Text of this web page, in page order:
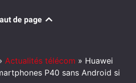
de page
Actualités télécom » Huawei
P40 sans Android si